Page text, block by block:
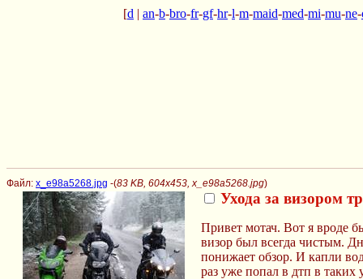
[d | an-b-bro-fr-gf-hr-l-m-maid-med-mi-mu-ne-
Файл: x_e98a5268.jpg -(83 KB, 604x453, x_e98a5268.jpg)
Ухода за визором
Привет мотач. Вот я вроде
визор был всегда чистым.
понижает обзор. И капли
раз уже попал в дтп в таких